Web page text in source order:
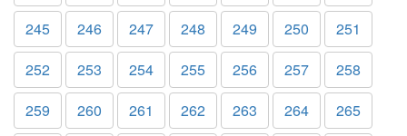
245
246 247 248 249 250
251
252
253 254 255 256 257
258
259
260 261 262 263 264
265